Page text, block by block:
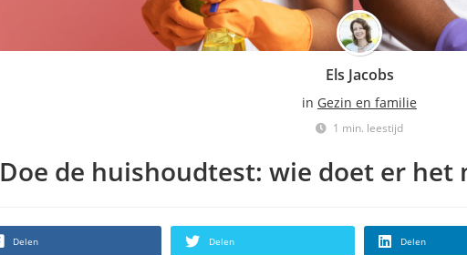
Els Jacobs
in Gezin en familie
1 min. leestijd
Doe de huishoudtest: wie doet er
Delen Delen Delen